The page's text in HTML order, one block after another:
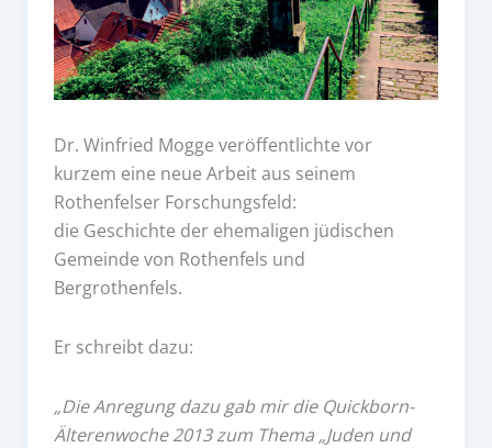
Dr. Winfried Mogge veröffentlichte vor
kurzem eine neue Arbeit aus seinem
Rothenfelser Forschungsfeld:
die Geschichte der ehemaligen jüdischen
Gemeinde von Rothenfels und
Bergrothenfels.
Er schreibt dazu:
„Die Anregung dazu gab mir die Quickborn-
Älterenwoche 2013 zum Thema „Juden und